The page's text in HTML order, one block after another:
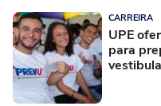
CARREIRA
UPE
para